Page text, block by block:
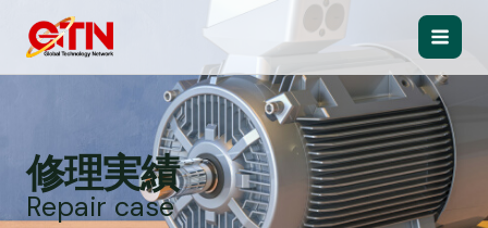
Main
修理実績
Repair case